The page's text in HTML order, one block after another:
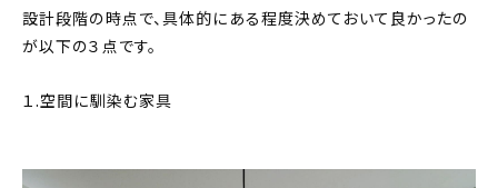
設計段階の時点で、具体的にある程度決めておいて良かったの
が以下の３点です。
１.空間に馴染む家具